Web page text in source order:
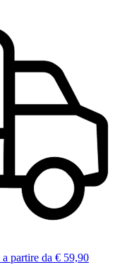
a partire da € 59,90